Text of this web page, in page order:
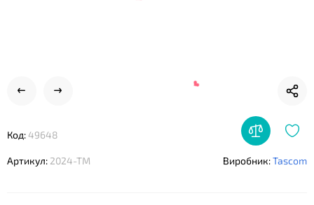
Код:49648
Артикул: 2024-ТМ Виробник:Tascom